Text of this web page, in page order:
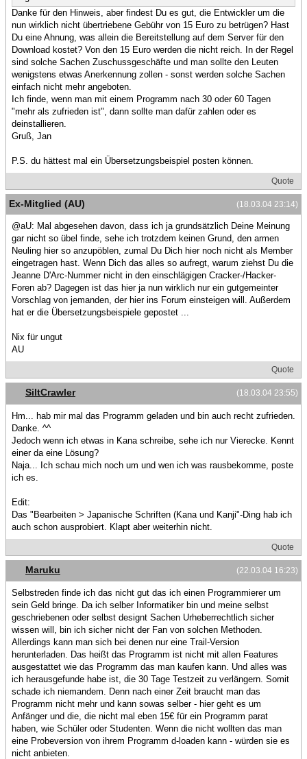
Danke für den Hinweis, aber findest Du es gut, die Entwickler um die
nun wirklich nicht übertriebene Gebühr von 15 Euro zu betrügen? Hast
Du eine Ahnung, was allein die Bereitstellung auf dem Server für den
Download kostet? Von den 15 Euro werden die nicht reich. In der Regel
sind solche Sachen Zuschussgeschäfte und man sollte den Leuten
wenigstens etwas Anerkennung zollen - sonst werden solche Sachen
einfach nicht mehr angeboten.
Ich finde, wenn man mit einem Programm nach 30 oder 60 Tagen
"mehr als zufrieden ist", dann sollte man dafür zahlen oder es
deinstallieren.
Gruß, Jan
P.S. du hättest mal ein Übersetzungsbeispiel posten können.
Quote
(18.03.04 23:14)
Ex-Mitglied (AU)
@aU: Mal abgesehen davon, dass ich ja grundsätzlich Deine Meinung
gar nicht so übel finde, sehe ich trotzdem keinen Grund, den armen
Neuling hier so anzupöblen, zumal Du Dich hier noch nicht als Member
eingetragen hast. Wenn Dich das alles so aufregt, warum ziehst Du die
Jeanne D'Arc-Nummer nicht in den einschlägigen Cracker-/Hacker-
Foren ab? Dagegen ist das hier ja nun wirklich nur ein gutgemeinter
Vorschlag von jemanden, der hier ins Forum einsteigen will. Außerdem
hat er die Übersetzungsbeispiele gepostet ...
Nix für ungut
AU
Quote
(18.03.04 23:55)
SiltCrawler
Hm... hab mir mal das Programm geladen und bin auch recht zufrieden.
Danke. ^^
Jedoch wenn ich etwas in Kana schreibe, sehe ich nur Vierecke. Kennt
einer da eine Lösung?
Naja... Ich schau mich noch um und wen ich was rausbekomme, poste
ich es.
Edit:
Das "Bearbeiten > Japanische Schriften (Kana und Kanji"-Ding hab ich
auch schon ausprobiert. Klapt aber weiterhin nicht.
Quote
(22.03.04 16:23)
Maruku
Selbstreden finde ich das nicht gut das ich einen Programmierer um
sein Geld bringe. Da ich selber Informatiker bin und meine selbst
geschriebenen oder selbst designt Sachen Urheberrechtlich sicher
wissen will, bin ich sicher nicht der Fan von solchen Methoden.
Allerdings kann man sich bei denen nur eine Trail-Version
herunterladen. Das heißt das Programm ist nicht mit allen Features
ausgestattet wie das Programm das man kaufen kann. Und alles was
ich herausgefunde habe ist, die 30 Tage Testzeit zu verlängern. Somit
schade ich niemandem. Denn nach einer Zeit braucht man das
Programm nicht mehr und kann sowas selber - hier geht es um
Anfänger und die, die nicht mal eben 15€ für ein Programm parat
haben, wie Schüler oder Studenten. Wenn die nicht wollten das man
eine Probeversion von ihrem Programm d-loaden kann - würden sie es
nicht anbieten.